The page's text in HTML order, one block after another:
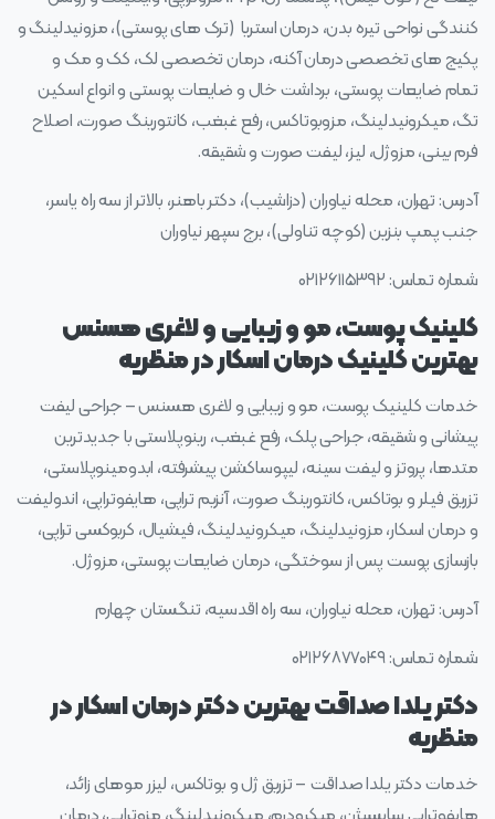
کنندگی نواحی تیره بدن، درمان استریا (ترک های پوستی)، مزونیدلینگ و
پکیج های تخصصی درمان آکنه، درمان تخصصی لک، کک و مک و
تمام ضایعات پوستی، برداشت خال و ضایعات پوستی و انواع اسکین
تگ، میکرونیدلینگ، مزوبوتاکس، رفع غبغب، کانتورینگ صورت، اصلاح
فرم بینی، مزوژل، لیز، لیفت صورت و شقیقه.
آدرس: تهران، محله نیاوران (دزاشیب)، دکتر باهنر، بالاتر از سه راه یاسر،
جنب پمپ بنزین (کوچه تناولی)، برج سپهر نیاوران
شماره تماس: ۰۲۱۲۶۱۱۵۳۹۲
کلینیک پوست، مو و زیبایی و لاغری هسنس
بهترین کلینیک درمان اسکار در منظریه
خدمات کلینیک پوست، مو و زیبایی و لاغری هسنس – جراحی لیفت
پیشانی و شقیقه، جراحی پلک، رفع غبغب، رینوپلاستی با جدیدترین
متدها، پروتز و لیفت سینه، لیپوساکشن پیشرفته، ابدومینوپلاستی،
تزریق فیلر و بوتاکس، کانتورینگ صورت، آنزیم تراپی، هایفوتراپی، اندولیفت
و درمان اسکار، مزونیدلینگ، میکرونیدلینگ، فیشیال، کربوکسی تراپی،
بازسازی پوست پس از سوختگی، درمان ضایعات پوستی، مزوژل.
آدرس: تهران، محله نیاوران، سه‌ راه اقدسیه، تنگستان چهارم
شماره تماس: ۰۲۱۲۶۸۷۷۰۴۹
دکتر یلدا صداقت بهترین دکتر درمان اسکار در
منظریه
خدمات دکتر یلدا صداقت – تزریق ژل و بوتاکس، لیزر موهای زائد،